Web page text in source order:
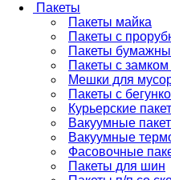
Пакеты
Пакеты майка
Пакеты с
Пакеты
Пакеты с
Мешки для
Пакеты с
Курьерские
Вакуумные
Вакуумные
Фасовочные
Пакеты для шин